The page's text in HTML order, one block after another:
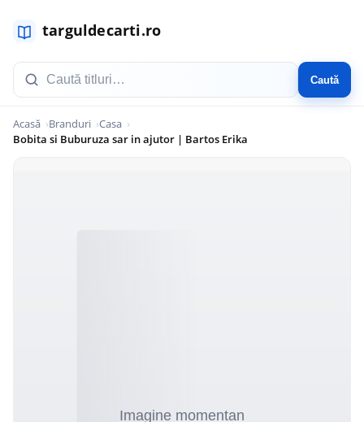
Caută
Acasă Branduri Casa
Bobita si Buburuza sar in ajutor | Bartos Erika